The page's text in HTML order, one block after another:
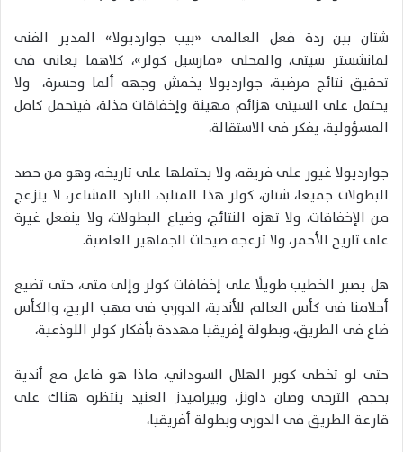
شتان بين ردة فعل العالمى «بيب جوارديولا» المدير الفنى
لمانشستر سيتى، والمحلى «مارسيل كولر»، كلاهما يعانى فى
تحقيق نتائج مرضية، جوارديولا يخمش وجهه ألما وحسرة، ولا
يحتمل على السيتى هزائم مهينة وإخفاقات مذلة، فيتحمل كامل
المسؤولية، يفكر فى الاستقالة،
جوارديولا غيور على فريقه، ولا يحتملها على تاريخه، وهو من حصد
البطولات جميعا، شتان، كولر هذا المتلبد، البارد المشاعر، لا ينزعج
من الإخفاقات، ولا تهزه النتائج، وضياع البطولات، ولا ينفعل غيرة
على تاريخ الأحمر، ولا تزعجه صيحات الجماهير الغاضبة.
هل يصبر الخطيب طويلًا على إخفاقات كولر وإلى متى، حتى تضيع
أحلامنا فى كأس العالم للأندية، الدوري فى مهب الريح، والكأس
ضاع فى الطريق، وبطولة إفريقيا مهددة بأفكار كولر اللوذعية،
حتى لو تخطى كوبر الهلال السوداني، ماذا هو فاعل مع أندية
بحجم الترجى وصان داونز، وبيراميدز العنيد ينتظره هناك على
قارعة الطريق فى الدورى وبطولة أفريقيا،